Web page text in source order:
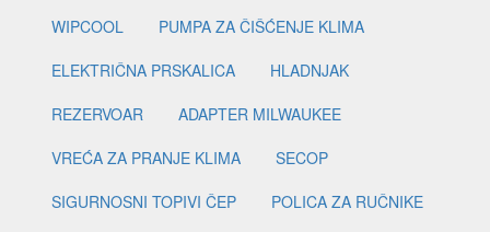
WIPCOOL
PUMPA ZA ČIŠĆENJE KLIMA
ELEKTRIČNA PRSKALICA
HLADNJAK
REZERVOAR
ADAPTER MILWAUKEE
VREĆA ZA PRANJE KLIMA
SECOP
SIGURNOSNI TOPIVI ČEP
POLICA ZA RUČNIKE